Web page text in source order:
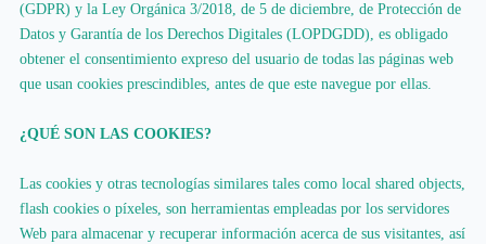
(GDPR) y la Ley Orgánica 3/2018, de 5 de diciembre, de Protección de
Datos y Garantía de los Derechos Digitales (LOPDGDD), es obligado
obtener el consentimiento expreso del usuario de todas las páginas web
que usan cookies prescindibles, antes de que este navegue por ellas.
¿QUÉ SON LAS COOKIES?
Las cookies y otras tecnologías similares tales como local shared objects,
flash cookies o píxeles, son herramientas empleadas por los servidores
Web para almacenar y recuperar información acerca de sus visitantes, así